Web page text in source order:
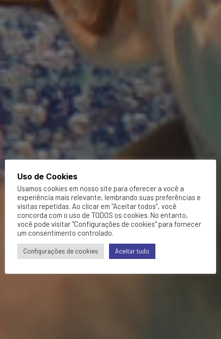
Uso de Cookies
Usamos cookies em nosso site para oferecer a você a
experiência mais relevante, lembrando suas preferências e
visitas repetidas. Ao clicar em “Aceitar todos”, você
concorda com o uso de TODOS os cookies. No entanto,
você pode visitar "Configurações de cookies" para fornecer
um consentimento controlado.
Configurações de cookies Aceitar tudo